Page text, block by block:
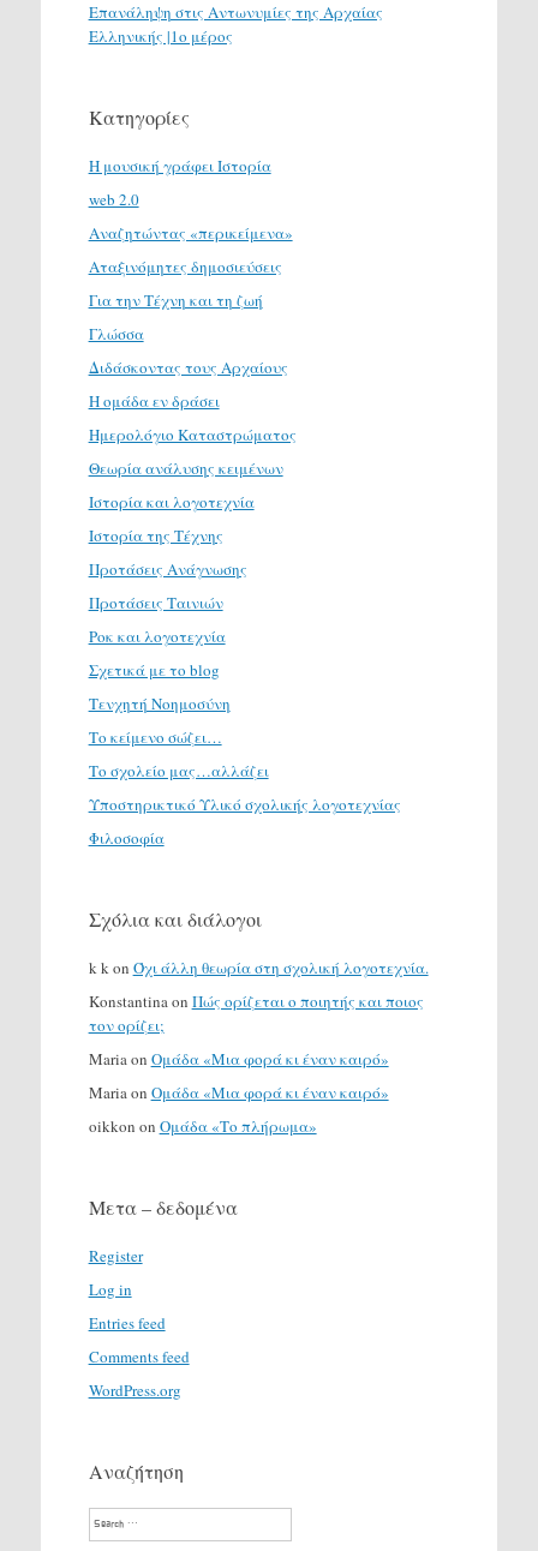
Επανάληψη στις Αντωνυμίες της Αρχαίας
Ελληνικής |1ο μέρος
Κατηγορίες
H μουσική γράφει Ιστορία
web 2.0
Αναζητώντας «περικείμενα»
Αταξινόμητες δημοσιεύσεις
Για την Τέχνη και τη ζωή
Γλώσσα
Διδάσκοντας τους Αρχαίους
Η ομάδα εν δράσει
Ημερολόγιο Καταστρώματος
Θεωρία ανάλυσης κειμένων
Ιστορία και λογοτεχνία
Ιστορία της Τέχνης
Προτάσεις Ανάγνωσης
Προτάσεις Ταινιών
Ροκ και λογοτεχνία
Σχετικά με το blog
Τενχητή Νοημοσύνη
Το κείμενο σώζει…
Το σχολείο μας…αλλάζει
Υποστηρικτικό Υλικό σχολικής λογοτεχνίας
Φιλοσοφία
Σχόλια και διάλογοι
k kon Όχι άλλη θεωρία στη σχολική λογοτεχνία.
Konstantinaon Πώς ορίζεται ο ποιητής και ποιος
τον ορίζει;
Mariaon Ομάδα «Μια φορά κι έναν καιρό»
Mariaon Ομάδα «Μια φορά κι έναν καιρό»
oikkon on Ομάδα «Το πλήρωμα»
Μετα – δεδομένα
Register
Log in
Entries feed
Comments feed
WordPress.org
Αναζήτηση
Search